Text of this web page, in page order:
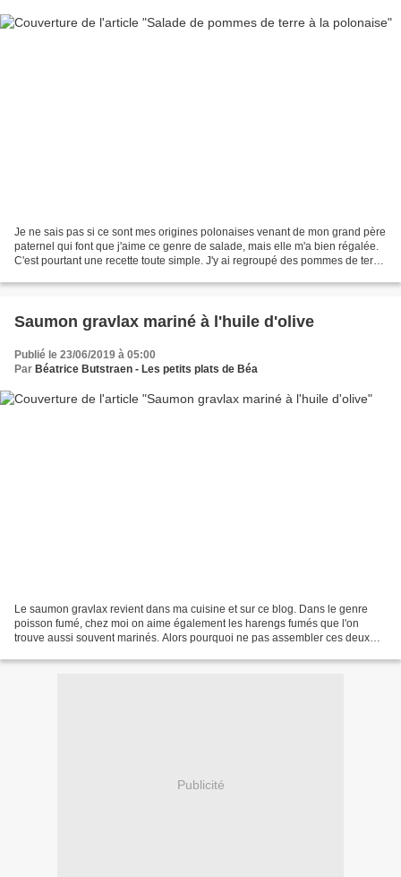
Je ne sais pas si ce sont mes origines polonaises venant de mon grand père
paternel qui font que j'aime ce genre de salade, mais elle m'a bien régalée.
C'est pourtant une recette toute simple. J'y ai regroupé des pommes de terre
Saumon gravlax mariné à l'huile d'olive
Publié le 23/06/2019 à 05:00
Par Béatrice Butstraen - Les petits plats de Béa
Le saumon gravlax revient dans ma cuisine et sur ce blog. Dans le genre
poisson fumé, chez moi on aime également les harengs fumés que l'on
trouve aussi souvent marinés. Alors pourquoi ne pas assembler ces deux
Publicité